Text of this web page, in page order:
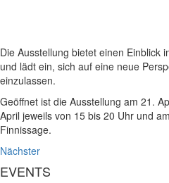
Die Ausstellung bietet einen Einblick
und lädt ein, sich auf eine neue
einzulassen.
Geöffnet ist die Ausstellung am 21.
April jeweils von 15 bis 20 Uhr und
Finnissage.
Nächster
EVENTS